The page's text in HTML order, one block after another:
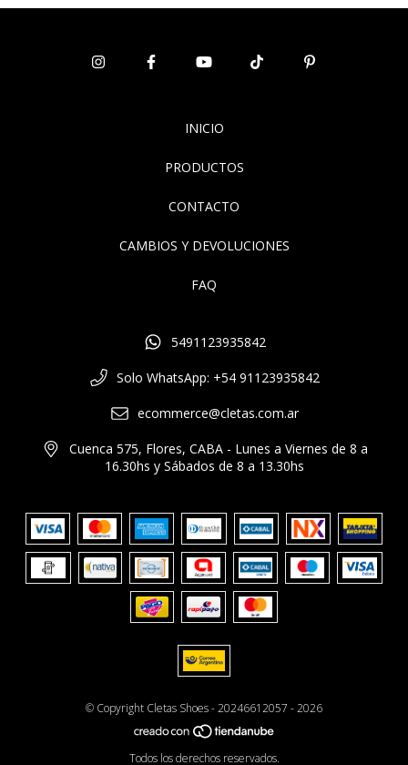
INICIO
PRODUCTOS
CONTACTO
CAMBIOS Y DEVOLUCIONES
FAQ
5491123935842
Solo WhatsApp: +54 91123935842
ecommerce@cletas.com.ar
Cuenca 575, Flores, CABA - Lunes a Viernes de 8 a
16.30hs y Sábados de 8 a 13.30hs
© Copyright Cletas Shoes - 20246612057 - 2026
Todos los derechos reservados.